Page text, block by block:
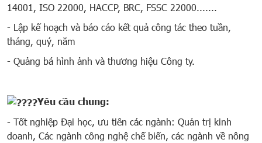
14001, ISO 22000, HACCP, BRC, FSSC 22000.......
- Lập kế hoạch và báo cáo kết quả công tác theo tuần,
tháng, quý, năm
- Quảng bá hình ảnh và thương hiệu Công ty.
Yêu cầu chung:
- Tốt nghiệp Đại học, ưu tiên các ngành: Quản trị kinh
doanh, Các ngành công nghệ chế biến, các ngành về nông